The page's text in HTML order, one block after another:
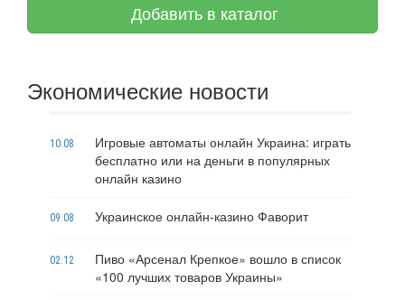
Добавить в каталог
Экономические новости
10.08
Игровые автоматы онлайн Украина: играть
бесплатно или на деньги в популярных
онлайн казино
09.08 Украинское онлайн-казино Фаворит
02.12
Пиво «Арсенал Крепкое» вошло в список
«100 лучших товаров Украины»